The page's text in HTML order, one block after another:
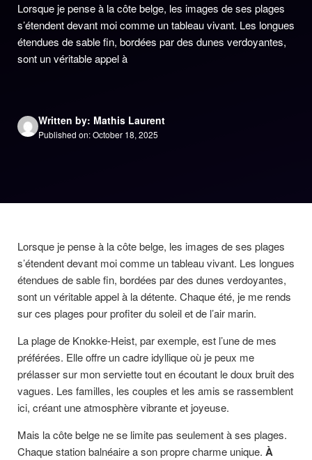
Lorsque je pense à la côte belge, les images de ses plages
s’étendent devant moi comme un tableau vivant. Les longues
étendues de sable fin, bordées par des dunes verdoyantes,
sont un véritable appel à
Written by: Mathis Laurent
Published on: October 18, 2025
Lorsque je pense à la côte belge, les images de ses plages
s’étendent devant moi comme un tableau vivant. Les longues
étendues de sable fin, bordées par des dunes verdoyantes,
sont un véritable appel à la détente. Chaque été, je me rends
sur ces plages pour profiter du soleil et de l’air marin.
La plage de Knokke-Heist, par exemple, est l’une de mes
préférées. Elle offre un cadre idyllique où je peux me
prélasser sur mon serviette tout en écoutant le doux bruit des
vagues. Les familles, les couples et les amis se rassemblent
ici, créant une atmosphère vibrante et joyeuse.
Mais la côte belge ne se limite pas seulement à ses plages.
Chaque station balnéaire a son propre charme unique. À